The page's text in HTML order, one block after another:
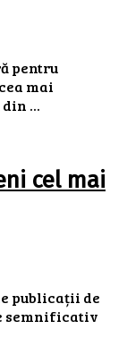
pentru
mai
...
cel mai
publicații de
semnificativ